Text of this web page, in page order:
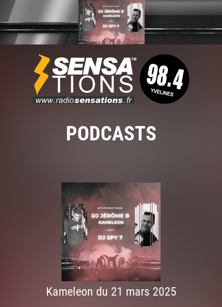
PODCASTS
Kameleon du 21 mars 2025